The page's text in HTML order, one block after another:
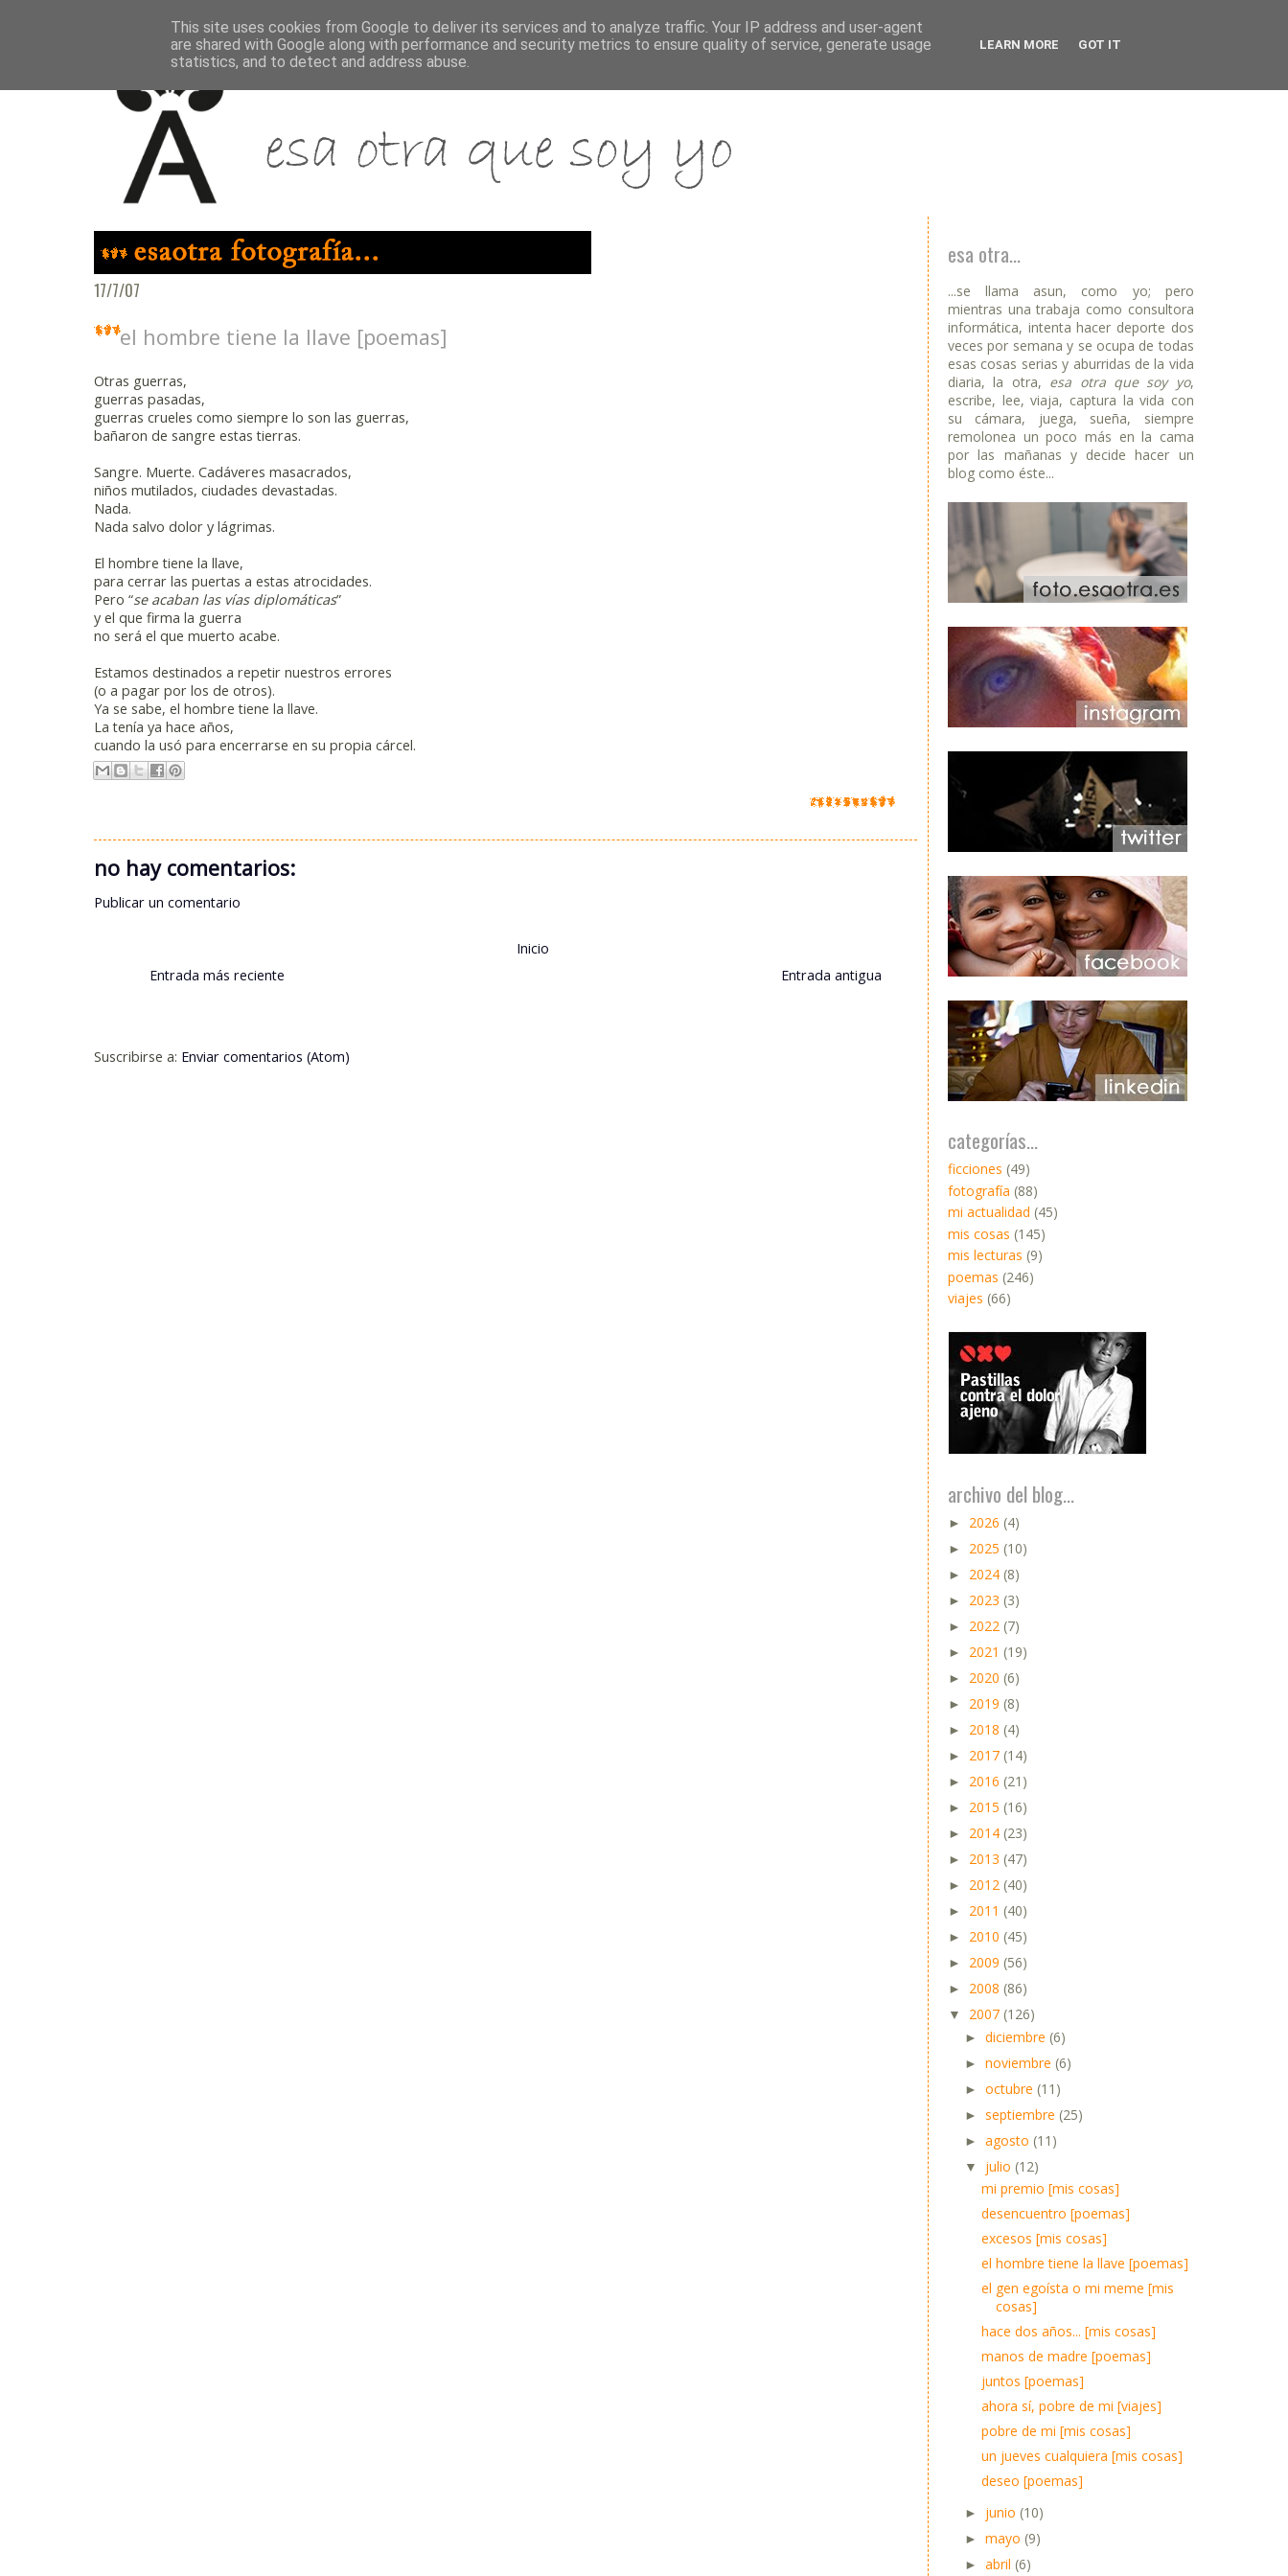
17/7/07
el hombre tiene la llave [poemas]
Otras guerras,
guerras pasadas,
guerras crueles como siempre lo son las guerras,
bañaron de sangre estas tierras.
Sangre. Muerte. Cadáveres masacrados,
niños mutilados, ciudades devastadas.
Nada.
Nada salvo dolor y lágrimas.
El hombre tiene la llave,
para cerrar las puertas a estas atrocidades.
Pero “se acaban las vías diplomáticas”
y el que firma la guerra
no será el que muerto acabe.
Estamos destinados a repetir nuestros errores
(o a pagar por los de otros).
Ya se sabe, el hombre tiene la llave.
La tenía ya hace años,
cuando la usó para encerrarse en su propia cárcel.
no hay comentarios:
Publicar un comentario
Entrada más reciente Entrada antigua
Inicio
Suscribirse a: Enviar comentarios (Atom)
esa otra...
...se llama asun, como yo; pero
mientras una trabaja como consultora
informática, intenta hacer deporte dos
veces por semana y se ocupa de todas
esas cosas serias y aburridas de la vida
diaria, la otra, esa otra que soy yo,
escribe, lee, viaja, captura la vida con
su cámara, juega, sueña, siempre
remolonea un poco más en la cama
por las mañanas y decide hacer un
blog como éste...
categorías...
ficciones (49)
fotografía (88)
mi actualidad (45)
mis cosas (145)
mis lecturas (9)
poemas (246)
viajes (66)
archivo del blog...
► 2026 (4)
► 2025 (10)
► 2024 (8)
► 2023 (3)
► 2022 (7)
► 2021 (19)
► 2020 (6)
► 2019 (8)
► 2018 (4)
► 2017 (14)
► 2016 (21)
► 2015 (16)
► 2014 (23)
► 2013 (47)
► 2012 (40)
► 2011 (40)
► 2010 (45)
► 2009 (56)
► 2008 (86)
▼ 2007 (126)
► diciembre (6)
► noviembre (6)
► octubre (11)
► septiembre (25)
► agosto (11)
▼ julio (12)
mi premio [mis cosas]
desencuentro [poemas]
excesos [mis cosas]
el hombre tiene la llave [poemas]
el gen egoísta o mi meme [mis
cosas]
hace dos años... [mis cosas]
manos de madre [poemas]
juntos [poemas]
ahora sí, pobre de mi [viajes]
pobre de mi [mis cosas]
un jueves cualquiera [mis cosas]
deseo [poemas]
► junio (10)
► mayo (9)
► abril (6)
This site uses cookies from Google to deliver its services and to analyze traffic. Your IP address and user-agent
are shared with Google along with performance and security metrics to ensure quality of service, generate usage
statistics, and to detect and address abuse.
LEARN MORE GOT IT